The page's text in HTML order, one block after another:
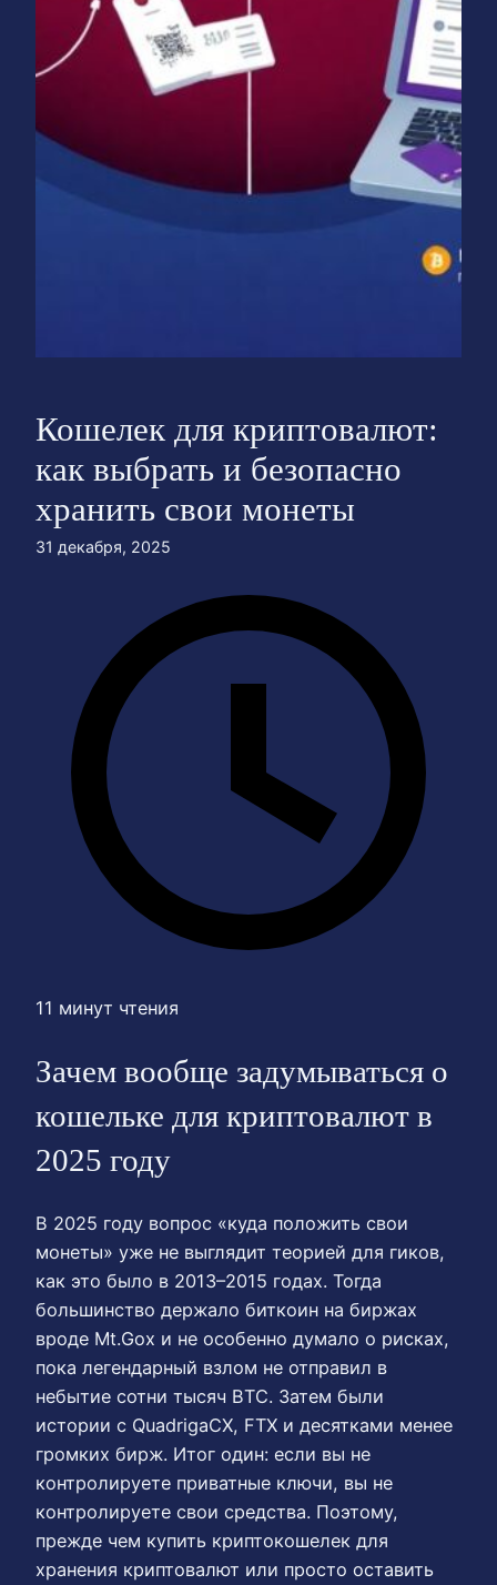
Кошелек для криптовалют:
как выбрать и безопасно
хранить свои монеты
31 декабря, 2025
11 минут чтения
Зачем вообще задумываться о
кошельке для криптовалют в
2025 году
В 2025 году вопрос «куда положить свои
монеты» уже не выглядит теорией для гиков,
как это было в 2013–2015 годах. Тогда
большинство держало биткоин на биржах
вроде Mt.Gox и не особенно думало о рисках,
пока легендарный взлом не отправил в
небытие сотни тысяч BTC. Затем были
истории с QuadrigaCX, FTX и десятками менее
громких бирж. Итог один: если вы не
контролируете приватные ключи, вы не
контролируете свои средства. Поэтому,
прежде чем купить криптокошелек для
хранения криптовалют или просто оставить